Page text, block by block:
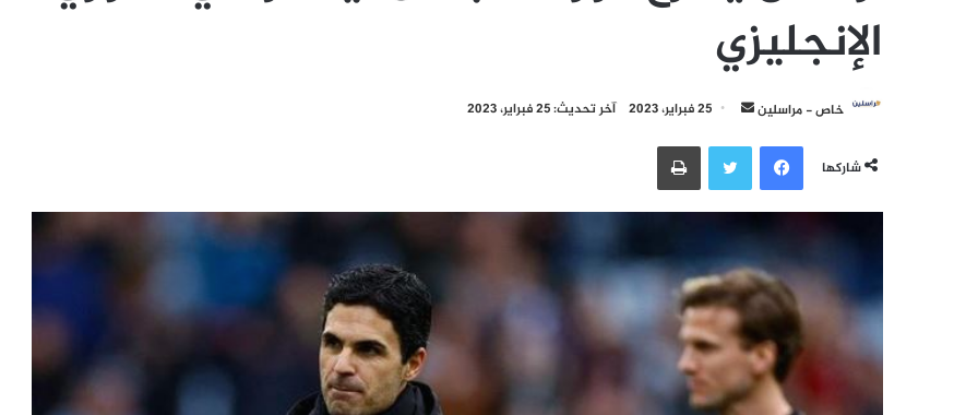
الإنجليزي
خاص - مراسلين
أرسل
إلكترونيا
25 فبراير، 2023 آخر تحديث: 25 فبراير، 2023
شاركها
فيسبوكتويتر طباعة